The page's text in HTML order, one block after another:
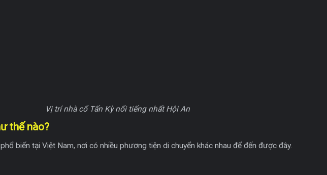
Vị trí nhà cổ Tấn Kỳ nổi tiếng nhất Hội An
thế nào?
biến tại Việt Nam, nơi có nhiều phương tiện di chuyển khác nhau để đến được đây.